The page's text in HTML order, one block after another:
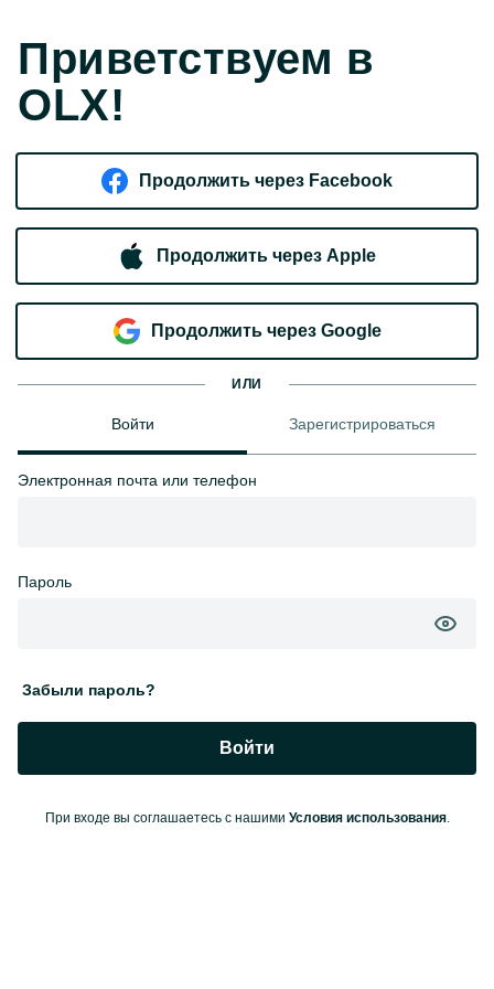
Приветствуем в
OLX!
Продолжить через Facebook
Продолжить через Apple
Продолжить через Google
ИЛИ
Войти Зарегистрироваться
Электронная почта или телефон
Пароль
Забыли пароль?
Войти
При входе вы соглашаетесь с нашими Условия использования.